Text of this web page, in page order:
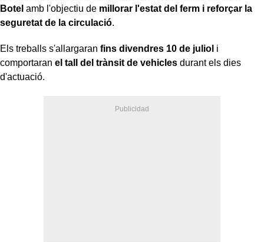
Botel amb l'objectiu de millorar l'estat del ferm i reforçar la
seguretat de la circulació.
Els treballs s'allargaran fins divendres 10 de juliol i
comportaran el tall del trànsit de vehicles durant els dies
d'actuació.